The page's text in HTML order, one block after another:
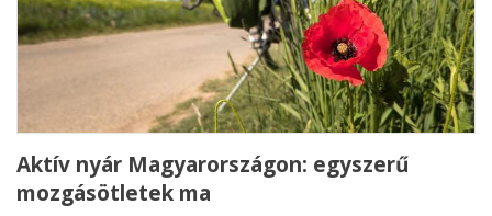
Aktív nyár Magyarországon: egyszerű
mozgásötletek ma